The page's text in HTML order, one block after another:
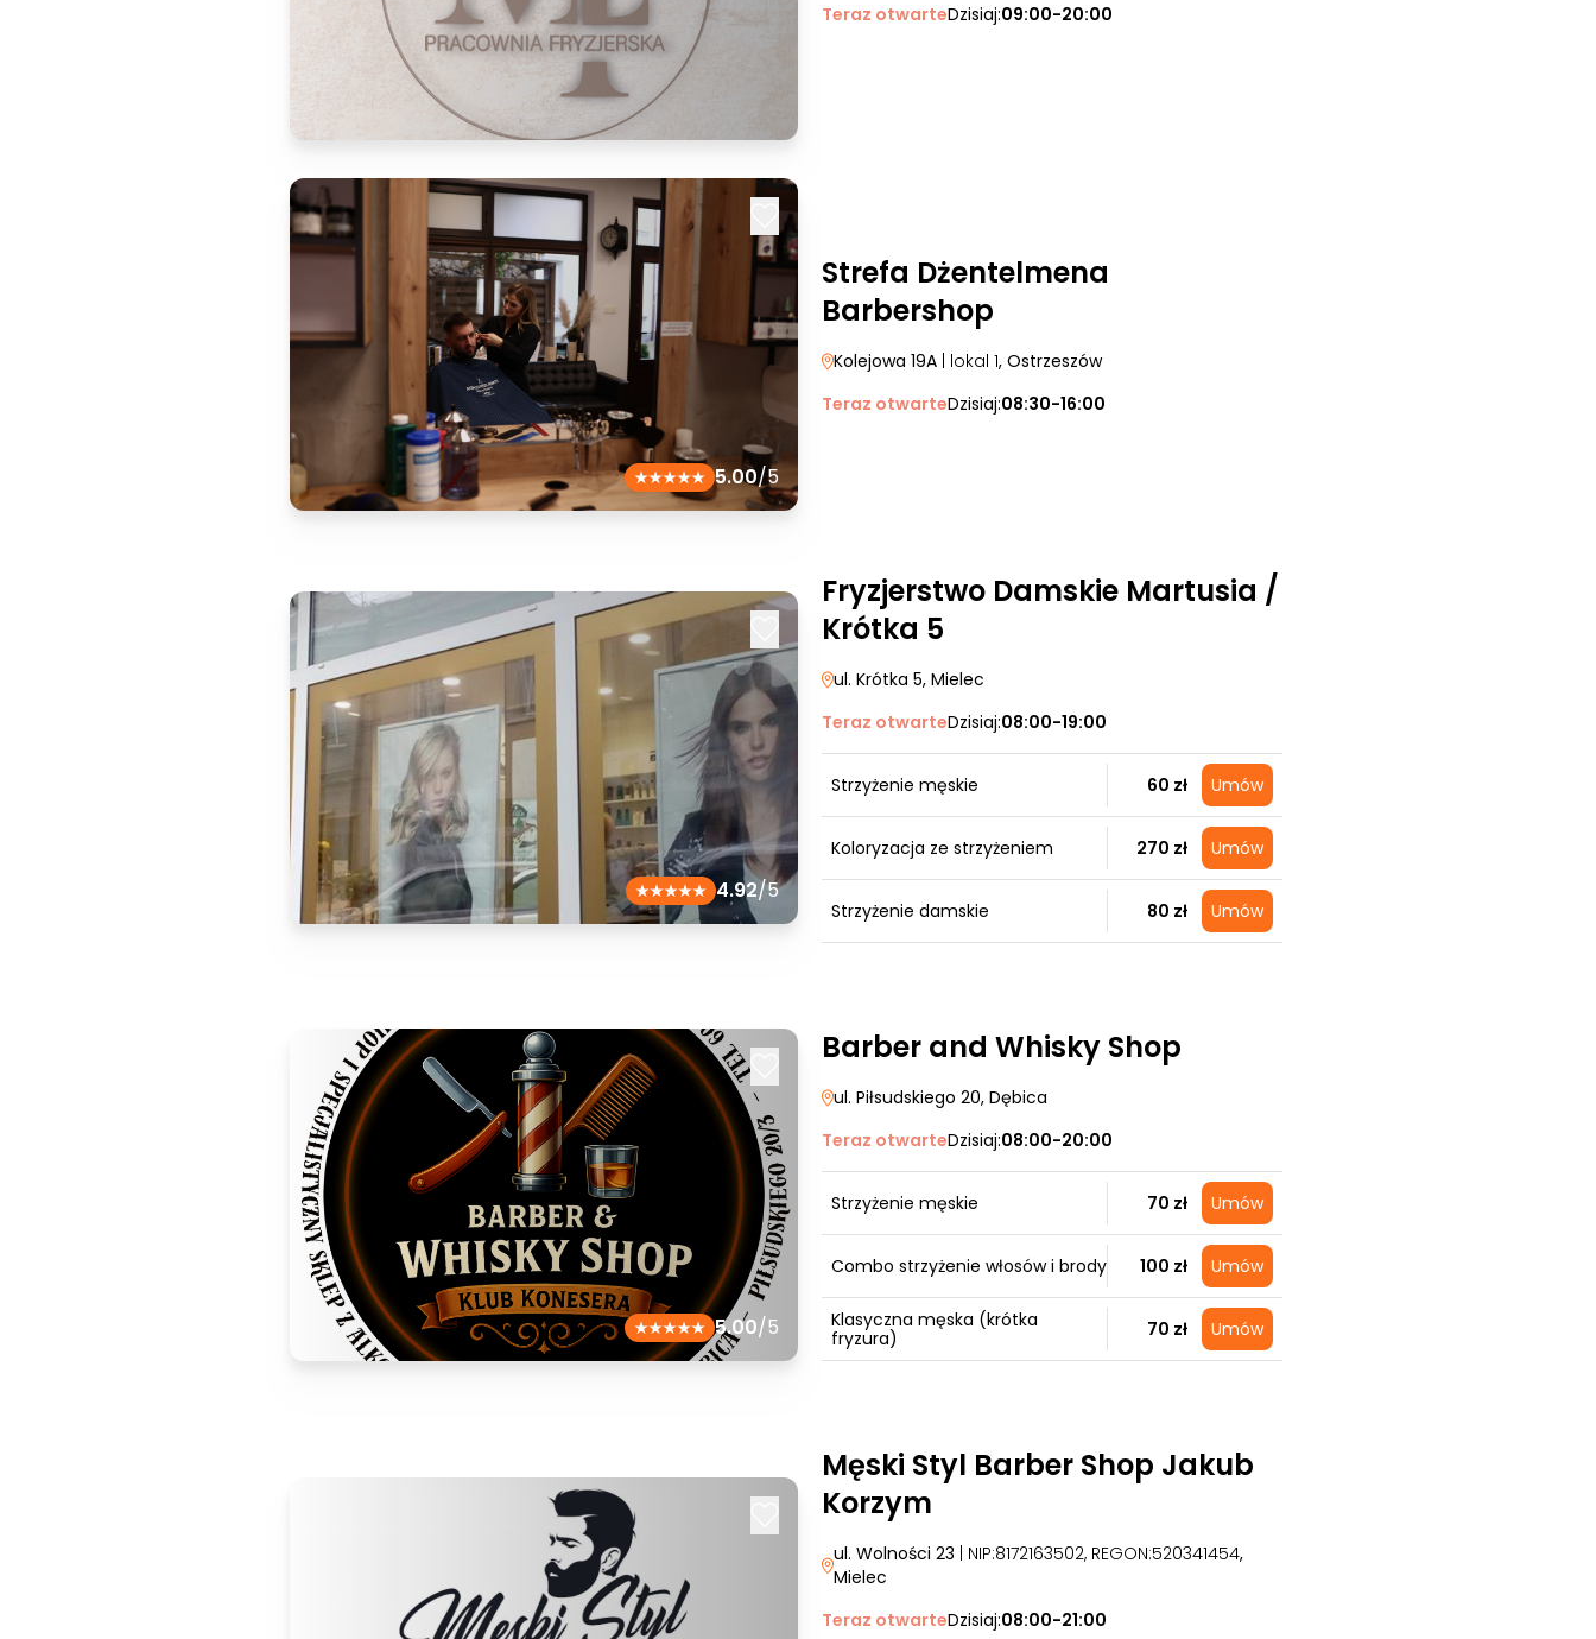
Teraz otwarteDzisiaj:09:00-20:00
5.00/5
Strefa Dżentelmena
Barbershop
Kolejowa 19A | lokal 1, Ostrzeszów
Teraz otwarteDzisiaj:08:30-16:00
4.92/5
Fryzjerstwo Damskie Martusia /
Krótka 5
ul. Krótka 5, Mielec
Teraz otwarteDzisiaj:08:00-19:00
Strzyżenie męskie 60 zł Umów
Koloryzacja ze strzyżeniem 270 zł Umów
Strzyżenie damskie 80 zł Umów
5.00/5
Barber and Whisky Shop
ul. Piłsudskiego 20, Dębica
Teraz otwarteDzisiaj:08:00-20:00
Strzyżenie męskie 70 zł Umów
Combo strzyżenie włosów i brody 100 zł Umów
Klasyczna męska (krótka
fryzura)
70 zł Umów
Męski Styl Barber Shop Jakub
Korzym
ul. Wolności 23 | NIP:8172163502, REGON:520341454,
Mielec
Teraz otwarteDzisiaj:08:00-21:00